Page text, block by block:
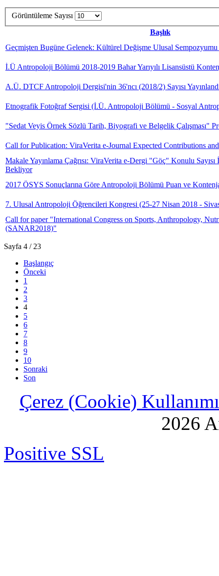
Görüntüleme Sayısı
Başlık
Geçmişten Bugüne Gelenek: Kültürel Değişme Ulusal Sempozyumu
İ.Ü Antropoloji Bölümü 2018-2019 Bahar Yarıyılı Lisansüstü
A.Ü. DTCF Antropoloji Dergisi'nin 36'ncı (2018/2) Sayısı
Etnografik Fotoğraf Sergisi (İ.Ü. Antropoloji Bölümü - Sosyal
"Sedat Veyis Örnek Sözlü Tarih, Biyografi ve Belgelik Çalışması"
Call for Publication: ViraVerita e-Journal Expected Contributions
Makale Yayınlama Çağrısı: ViraVerita e-Dergi "Göç" Konulu Sayısı
Bekliyor
2017 ÖSYS Sonuçlarına Göre Antropoloji Bölümü Puan ve
7. Ulusal Antropoloji Öğrencileri Kongresi (25-27 Nisan 2018 -
Call for paper "International Congress on Sports, Anthropology,
(SANAR2018)"
Sayfa 4 / 23
Başlangıç
Önceki
1
2
3
4
5
6
7
8
9
10
Sonraki
Son
Çerez (Cookie)
2026
Positive SSL